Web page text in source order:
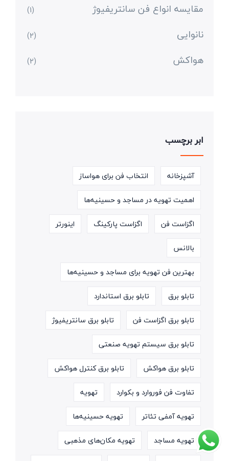
مقایسه انواع فن سانتریفیوژ (1)
نانوایی (2)
هواکش (2)
ابر برچسب
آشپزخانه
انتخاب فن برای هواساز
اهمیت تهویه در مساجد و حسینیه‌ها
اگزاست فن
اگزاست پارکینگ
اینورتر
بالانس
بهترین فن تهویه برای مساجد و حسینیه‌ها
تابلو برق
تابلو برق استاندارد
تابلو برق اگزاست فن
تابلو برق سانتریفیوژ
تابلو برق سیستم تهویه صنعتی
تابلو برق هواکش
تابلو برق کنترل هواکش
تفاوت فن فوروارد و بکوارد
تهویه
تهویه آمفی تئاتر
تهویه حسینیه‌ها
تهویه مساجد
تهویه مکان‌های مذهبی